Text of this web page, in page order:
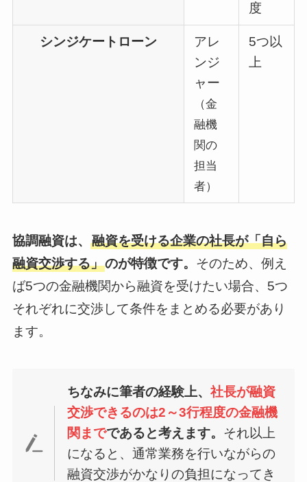
度
シンジケートローン
アレ
ンジ
ャー
（金
融機
関の
担当
者）
5つ以
上
協調融資は、 融資を受ける企業の社長が「自ら
融資交渉する」のが特徴です。 そのため、例え
ば5つの金融機関から融資を受けたい場合、5つ
それぞれに交渉して条件をまとめる必要があり
ます。
ちなみに筆者の経験上、 社長が融資
交渉できるのは2～3行程度の金融機
関までであると考えます。 それ以上
になると、通常業務を行いながらの
融資交渉がかなりの負担になってき